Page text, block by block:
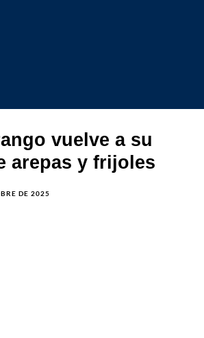
vuelve a su
arepas y frijoles
DE 2025